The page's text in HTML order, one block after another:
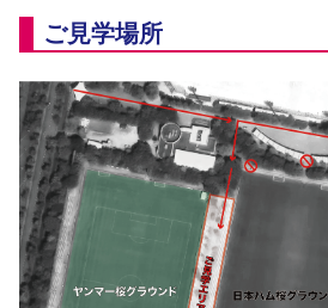
ご見学場所